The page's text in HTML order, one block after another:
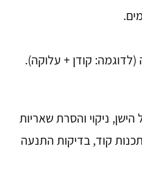
קודן + עלוקה).
ניקוי והסרת שאריות
קוד, בדיקות התנעה